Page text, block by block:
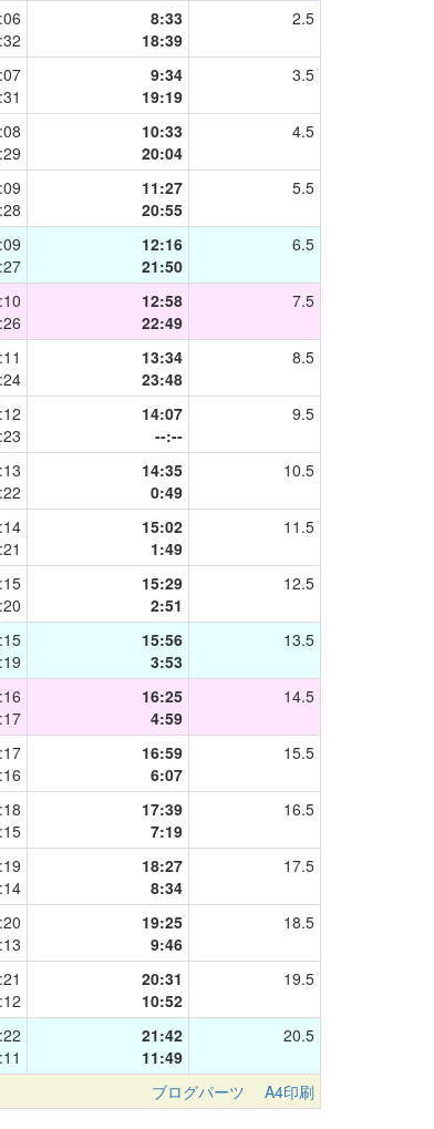
8:33
18:39
2.5
9:34
19:19
3.5
10:33
20:04
4.5
11:27
20:55
5.5
12:16
21:50
6.5
12:58
22:49
7.5
13:34
23:48
8.5
14:07
--:--
9.5
14:35
0:49
10.5
15:02
1:49
11.5
15:29
2:51
12.5
15:56
3:53
13.5
16:25
4:59
14.5
16:59
6:07
15.5
17:39
7:19
16.5
18:27
8:34
17.5
19:25
9:46
18.5
20:31
10:52
19.5
21:42
11:49
20.5
ブログパーツ A4印刷